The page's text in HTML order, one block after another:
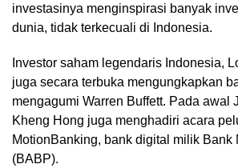
investasinya menginspirasi banyak
dunia, tidak terkecuali di Indonesia.
Investor saham legendaris Indonesia,
juga secara terbuka mengungkapkan
mengagumi Warren Buffett. Pada awal
Kheng Hong juga menghadiri acara
MotionBanking, bank digital milik Bank
(BABP).